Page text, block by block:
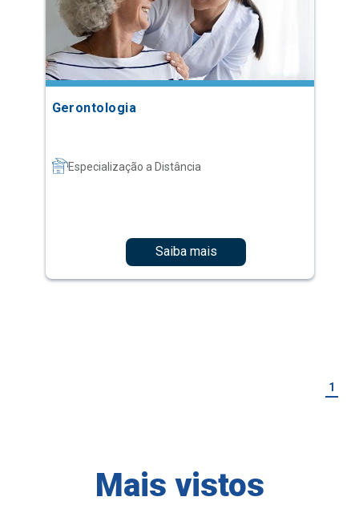
Gerontologia
Especialização a Distância
Saiba mais
1
Mais vistos